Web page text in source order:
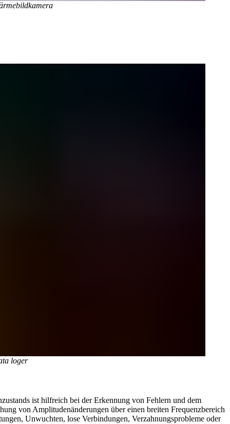
loger
ist hilfreich bei der Erkennung von Fehlern und dem
von Amplitudenänderungen über einen breiten Frequenzbereich
Unwuchten, lose Verbindungen, Verzahnungsprobleme oder